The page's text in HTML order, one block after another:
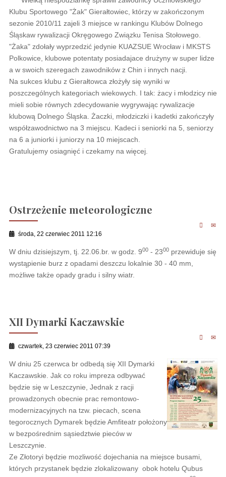
Klubu Sportowego "Żak" Gierałtowiec, którzy w zakończonym
sezonie 2010/11 zajeli 3 miejsce w rankingu Klubów Dolnego
Śląskaw rywalizacji Okręgowego Związku Tenisa Stołowego.
"Żaka" zdołały wyprzedzić jedynie KUAZSUE Wrocław i MKSTS
Polkowice, klubowe potentaty posiadajace drużyny w super lidze
a w swoich szeregach zawodników z Chin i innych nacji.
Na sukces klubu z Gierałtowca złożyły się wyniki w
poszczególnych kategoriach wiekowych. I tak: żacy i młodzicy nie
mieli sobie równych zdecydowanie wygrywając rywalizacje
klubową Dolnego Śląska. Żaczki, młodziczki i kadetki zakończyły
współzawodnictwo na 3 miejscu. Kadeci i seniorki na 5, seniorzy
na 6 a juniorki i juniorzy na 10 miejscach.
Gratulujemy osiagnięć i czekamy na więcej.
Ostrzeżenie meteorologiczne
środa, 22 czerwiec 2011 12:16
W dniu dzisiejszym, tj. 22.06.br. w godz. 900- 2300przewiduje się
wystąpienie burz z opadami deszczu lokalnie 30 - 40 mm,
możliwe także opady gradu i silny wiatr.
XII Dymarki Kaczawskie
czwartek, 23 czerwiec 2011 07:39
W dniu 25 czerwca br odbedą się XII Dymarki
Kaczawskie. Jak co roku impreza odbywać
będzie się w Leszczynie, Jednak z racji
prowadzonych obecnie prac remontowo-
modernizacyjnych na tzw. piecach, scena
tegorocznych Dymarek będzie Amfiteatr położony
w bezpośrednim sąsiedztwie pieców w
Leszczynie.
Ze Złotoryi będzie mozliwość dojechania na miejsce busami,
których przystanek będzie zlokalizowany obok hotelu Qubus